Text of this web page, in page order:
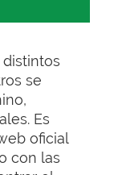
distintos
se
Es
oficial
con las